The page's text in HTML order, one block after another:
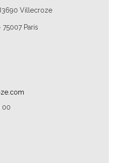
Villecroze
75007 Paris
00